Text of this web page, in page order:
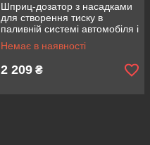
Шприц-дозатор з насадками
для створення тиску в
паливній системі автомобіля і
визначення її герметич
Немає в наявності
2 209 ₴